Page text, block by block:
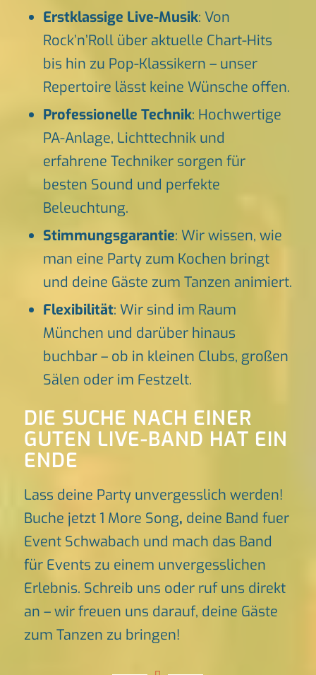
Erstklassige Live-Musik: Von
Rock’n’Roll über aktuelle Chart-Hits
bis hin zu Pop-Klassikern – unser
Repertoire lässt keine Wünsche offen.
Professionelle Technik: Hochwertige
PA-Anlage, Lichttechnik und
erfahrene Techniker sorgen für
besten Sound und perfekte
Beleuchtung.
Stimmungsgarantie: Wir wissen, wie
man eine Party zum Kochen bringt
und deine Gäste zum Tanzen animiert.
Flexibilität: Wir sind im Raum
München und darüber hinaus
buchbar – ob in kleinen Clubs, großen
Sälen oder im Festzelt.
DIE SUCHE NACH EINER
GUTEN LIVE-BAND HAT EIN
ENDE
Lass deine Party unvergesslich werden!
Buche jetzt 1 More Song, deine Band fuer
Event Schwabach und mach das Band
für Events zu einem unvergesslichen
Erlebnis. Schreib uns oder ruf uns direkt
an – wir freuen uns darauf, deine Gäste
zum Tanzen zu bringen!